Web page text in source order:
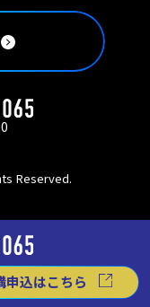
Reserved.
申込はこちら